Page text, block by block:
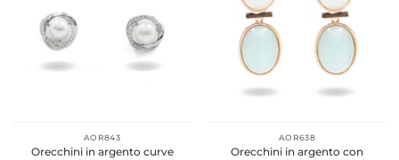
AOR843
Orecchini in argento curve
AOR638
Orecchini in argento con